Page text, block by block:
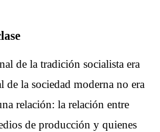
de la tradición socialista era
de la sociedad moderna no era
relación: la relación entre
de producción y quienes